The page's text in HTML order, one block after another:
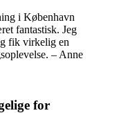
i København
fantastisk. Jeg
fik virkelig en
– Anne
for